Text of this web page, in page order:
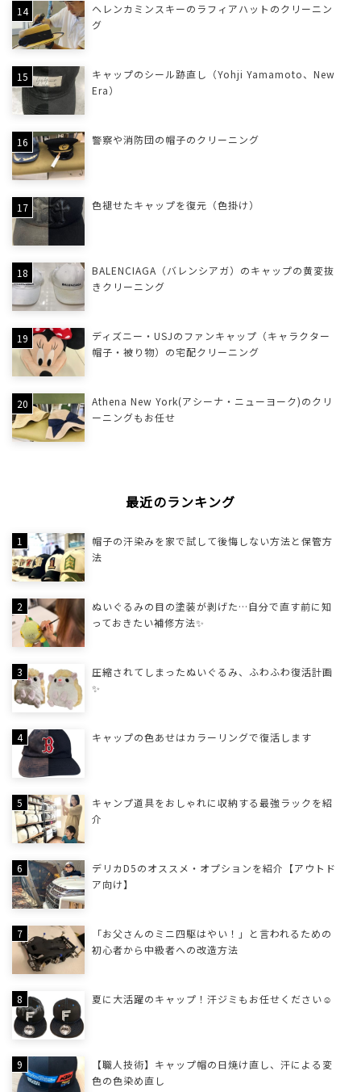
ヘレンカミンスキーのラフィアハットのクリーニン
グ
キャップのシール跡直し（Yohji Yamamoto、New
Era）
警察や消防団の帽子のクリーニング
色褪せたキャップを復元（色掛け）
BALENCIAGA（バレンシアガ）のキャップの黄変抜
きクリーニング
ディズニー・USJのファンキャップ（キャラクター
帽子・被り物）の宅配クリーニング
Athena New York(アシーナ・ニューヨーク)のクリ
ーニングもお任せ
最近のランキング
帽子の汗染みを家で試して後悔しない方法と保管方
法
ぬいぐるみの目の塗装が剥げた…自分で直す前に知
っておきたい補修方法✨
圧縮されてしまったぬいぐるみ、ふわふわ復活計画
✨
キャップの色あせはカラーリングで復活します
キャンプ道具をおしゃれに収納する最強ラックを紹
介
デリカD5のオススメ・オプションを紹介【アウトド
ア向け】
「お父さんのミニ四駆はやい！」と言われるための
初心者から中級者への改造方法
夏に大活躍のキャップ！汗ジミもお任せください☺
【職人技術】キャップ帽の日焼け直し、汗による変
色の色染め直し